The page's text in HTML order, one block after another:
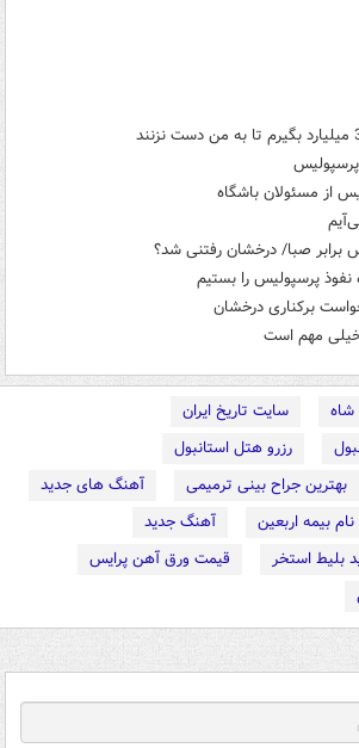
از مسئولان باشگاه
برابر صبا/ درخشان رفتنی شد؟
نفوذ پرسپولیس را بستیم
برکناری درخشان
خیلی مهم است
شاه
سایت تاریخ ایران
رزرو هتل استانبول
بهترین جراح بینی ترمیمی
آهنگ های جدید
بیمه اربعین
آهنگ جدید
بلیط استخر
قیمت ورق آهن پرایس